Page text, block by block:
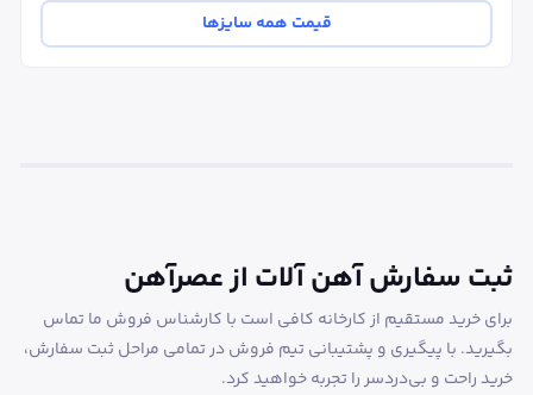
قیمت همه سایزها
ثبت سفارش آهن آلات از عصرآهن
برای خرید مستقیم از کارخانه کافی است با کارشناس فروش ما تماس
بگیرید. با پیگیری و پشتیبانی تیم فروش در تمامی مراحل ثبت سفارش،
خرید راحت و بی‌دردسر را تجربه خواهید کرد.